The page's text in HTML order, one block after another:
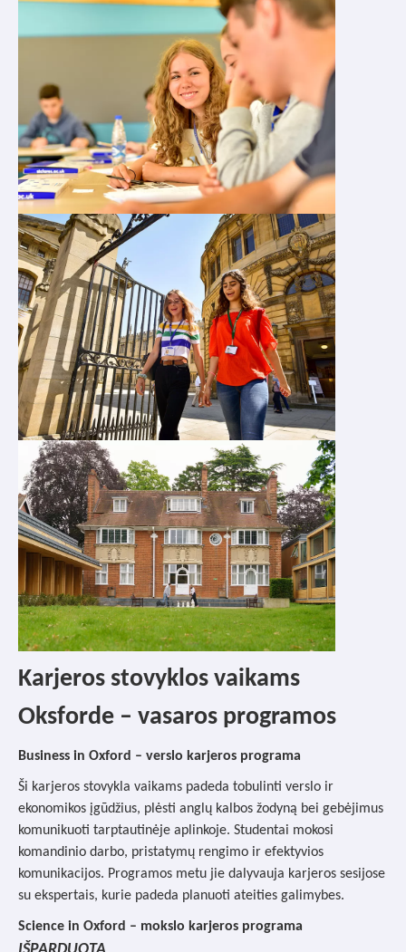
Karjeros stovyklos vaikams
Oksforde – vasaros programos
Business in Oxford – verslo karjeros programa
Ši karjeros stovykla vaikams padeda tobulinti verslo ir
ekonomikos įgūdžius, plėsti anglų kalbos žodyną bei gebėjimus
komunikuoti tarptautinėje aplinkoje. Studentai mokosi
komandinio darbo, pristatymų rengimo ir efektyvios
komunikacijos. Programos metu jie dalyvauja karjeros sesijose
su ekspertais, kurie padeda planuoti ateities galimybes.
Science in Oxford – mokslo karjeros programa